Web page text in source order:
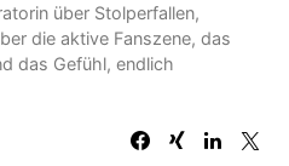
über Stolperfallen,
die aktive Fanszene, das
das Gefühl, endlich